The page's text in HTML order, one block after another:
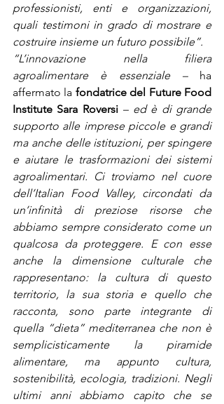
professionisti, enti e organizzazioni,
quali testimoni in grado di mostrare e
costruire insieme un futuro possibile”.
“L’innovazione nella filiera
agroalimentare è essenziale – ha
affermato la fondatrice del Future Food
Institute Sara Roversi – ed è di grande
supporto alle imprese piccole e grandi
ma anche delle istituzioni, per spingere
e aiutare le trasformazioni dei sistemi
agroalimentari. Ci troviamo nel cuore
dell’Italian Food Valley, circondati da
un’infinità di preziose risorse che
abbiamo sempre considerato come un
qualcosa da proteggere. E con esse
anche la dimensione culturale che
rappresentano: la cultura di questo
territorio, la sua storia e quello che
racconta, sono parte integrante di
quella “dieta” mediterranea che non è
semplicisticamente la piramide
alimentare, ma appunto cultura,
sostenibilità, ecologia, tradizioni. Negli
ultimi anni abbiamo capito che se